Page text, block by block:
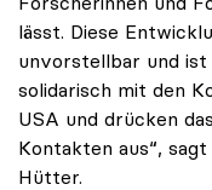
lässt. Diese
unvorstellbar und ist
solidarisch mit den
USA und drücken
Kontakten aus“,
Hütter.